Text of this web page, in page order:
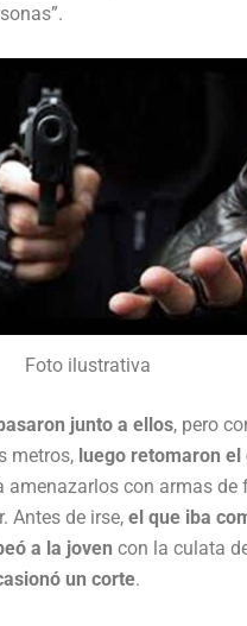
Foto ilustrativa
junto a ellos, pero
metros, luego retomaron el
amenazarlos con armas de
Antes de irse, el que iba
a la joven con la culata
un corte.